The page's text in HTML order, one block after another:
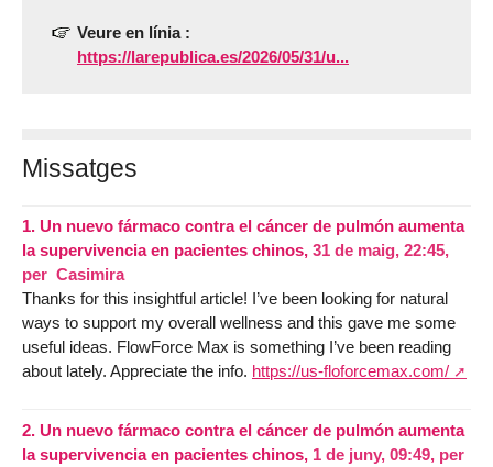
Veure en línia :
https://larepublica.es/2026/05/31/u...
Missatges
1. Un nuevo fármaco contra el cáncer de pulmón aumenta
la supervivencia en pacientes chinos, 31 de maig, 22:45,
per Casimira
Thanks for this insightful article! I’ve been looking for natural
ways to support my overall wellness and this gave me some
useful ideas. FlowForce Max is something I’ve been reading
about lately. Appreciate the info. https://us-floforcemax.com/
2. Un nuevo fármaco contra el cáncer de pulmón aumenta
la supervivencia en pacientes chinos, 1 de juny, 09:49, per